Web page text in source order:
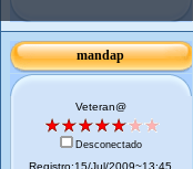
mandap
Veteran@
Desconectado
Registro:15/Jul/2009~13:45